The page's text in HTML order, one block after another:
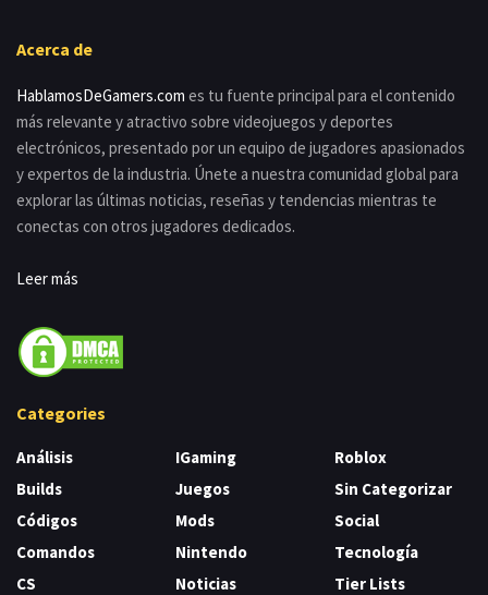
Acerca de
HablamosDeGamers.com es tu fuente principal para el contenido
más relevante y atractivo sobre videojuegos y deportes
electrónicos, presentado por un equipo de jugadores apasionados
y expertos de la industria. Únete a nuestra comunidad global para
explorar las últimas noticias, reseñas y tendencias mientras te
conectas con otros jugadores dedicados.
Leer más
Categories
Análisis
Builds
Códigos
Comandos
CS
IGaming
Juegos
Mods
Nintendo
Noticias
Roblox
Sin Categorizar
Social
Tecnología
Tier Lists